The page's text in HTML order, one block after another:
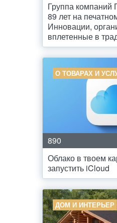
Группа
89 лет на
Инновации,
вплетенные в
О ТОВАРАХ И
890
Облако в твоем
запустить iCloud
ДОМ И ИНТЕРЬЕР